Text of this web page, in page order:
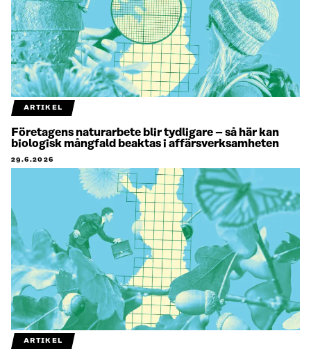
ARTIKEL
Företagens naturarbete blir tydligare – så här kan
biologisk mångfald beaktas i affärsverksamheten
29.6.2026
ARTIKEL